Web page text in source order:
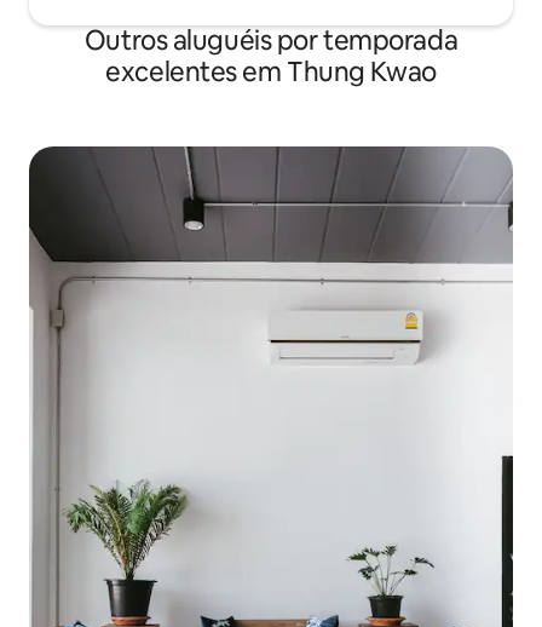
Outros aluguéis por temporada
excelentes em Thung Kwao